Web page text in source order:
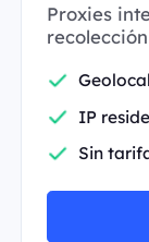
Proxies
IP
Sin